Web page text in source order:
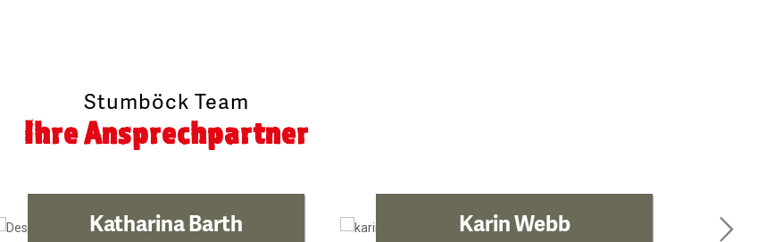
Stumböck Team
Ihre Ansprechpartner
Katharina Barth Karin Webb